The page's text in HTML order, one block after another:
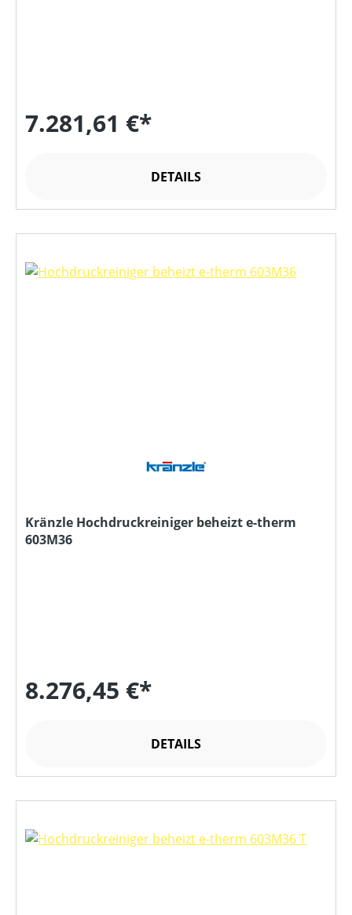
7.281,61 €*
DETAILS
Kränzle Hochdruckreiniger beheizt e-therm
603M36
8.276,45 €*
DETAILS